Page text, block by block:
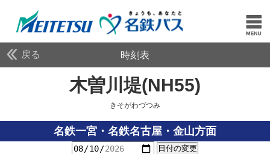
戻る 時刻表
木曽川堤(NH55)
きそがわづつみ
名鉄一宮・名鉄名古屋・金山方面
日付の変更